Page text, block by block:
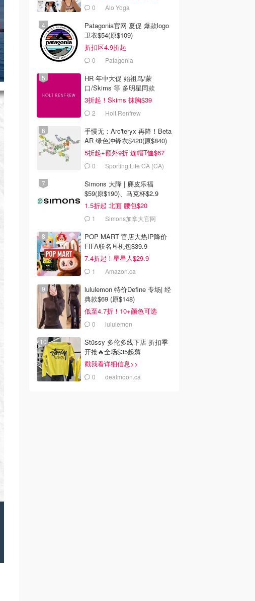
0 Alo Yoga
Patagonia官网 夏促 爆款logo
卫衣$54(原$109)
折扣区4.9折起
0 Patagonia
HR 年中大促 始祖鸟/蒙
口/Skims 等 多明星同款
3折起！Skims 抹胸$39
2 Holt Renfrew
手慢无：Arc'teryx 再降！Beta
AR 绿色冲锋衣$420(原$840)
5折起+额外9折 连帽T恤$67
0 Sporting Life CA (CA)
Simons 大降 | 麂皮乐福
$59(原$190)、马克杯$2.9
1.5折起 北面 腰包$20
1 Simons加拿大官网
POP MART 官店大热IP降价
FIFA联名耳机包$39.9
7.4折起！星星人$29.9
1 Amazon.ca
lululemon 特价Define 专场| 经
典款$69 (原$148)
低至4.7折！10+颜色可选
0 lululemon
Stüssy 多伦多线下店 折扣季
开抢🔥全场$35起薅
戳我看详细信息>>
0 dealmoon.ca